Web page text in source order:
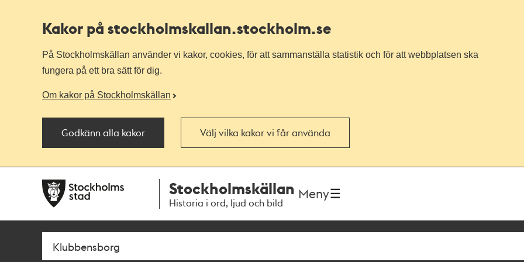
Kakor på stockholmskallan.stockholm.se
På Stockholmskällan använder vi kakor, cookies, för att sammanställa statistik och för att webbplatsen ska
fungera på ett bra sätt för dig.
Om kakor på Stockholmskällan
Godkänn alla kakor Välj vilka kakor vi får använda
navigationen
huvudinnehållet
Stockholmskällan
Historia i ord, ljud och bild
Meny
Sök